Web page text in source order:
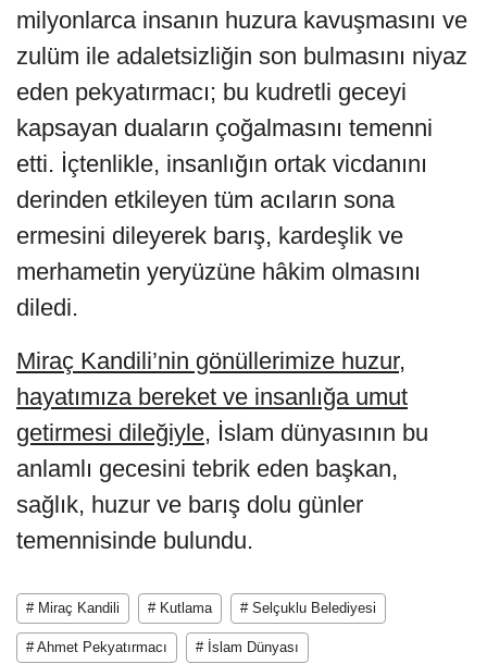
milyonlarca insanın huzura kavuşmasını ve
zulüm ile adaletsizliğin son bulmasını niyaz
eden pekyatırmacı; bu kudretli geceyi
kapsayan duaların çoğalmasını temenni
etti. İçtenlikle, insanlığın ortak vicdanını
derinden etkileyen tüm acıların sona
ermesini dileyerek barış, kardeşlik ve
merhametin yeryüzüne hâkim olmasını
diledi.
Miraç Kandili’nin gönüllerimize huzur,
hayatımıza bereket ve insanlığa umut
getirmesi dileğiyle, İslam dünyasının bu
anlamlı gecesini tebrik eden başkan,
sağlık, huzur ve barış dolu günler
temennisinde bulundu.
# Miraç Kandili # Kutlama # Selçuklu Belediyesi
# Ahmet Pekyatırmacı # İslam Dünyası